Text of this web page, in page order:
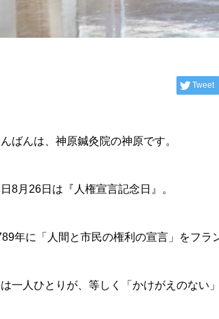
Tweet
ばんは、神原鍼灸院の神原です。
8月26日は『人権宣言記念日』。
年に「人間と市民の権利の宣言」をフラ
一人ひとりが、等しく「かけがえのない